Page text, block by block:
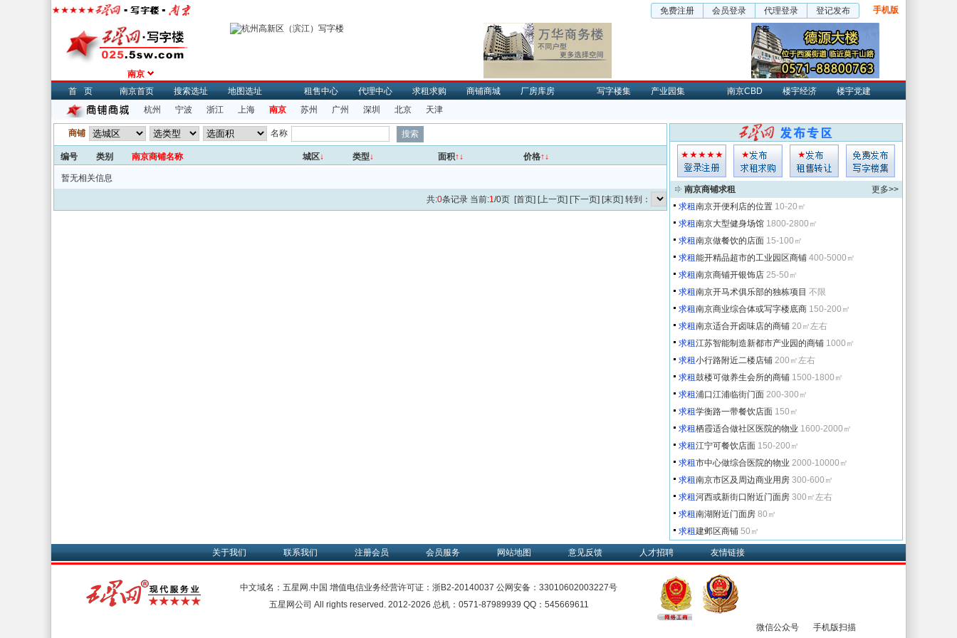
免费注册 会员登录 代理登录 登记发布 手机版
南京
首页
南京首页 搜索选址 地图选址 租售中心 代理中心 求租求购 商铺商城 厂房库房 写字楼集 产业园集 南京CBD 楼宇经济
楼宇党建
杭州
宁波 浙江 上海 南京 苏州 广州 深圳 北京 天津
商铺 名称
编号 类别 南京商铺名称 城区↓ 类型↓ 面积↑↓ 价格↑↓
暂无相关信息
共:0条记录 当前:1/0页 [首页] [上一页] [下一页] [末页] 转到：
南京商铺求租
更多>>
求租南京开便利店的位置 10-20㎡
求租南京大型健身场馆 1800-2800㎡
求租南京做餐饮的店面 15-100㎡
求租能开精品超市的工业园区商铺 400-5000㎡
求租南京商铺开银饰店 25-50㎡
求租南京开马术俱乐部的独栋项目 不限
求租南京商业综合体或写字楼底商 150-200㎡
求租南京适合开卤味店的商铺 20㎡左右
求租江苏智能制造新都市产业园的商铺 1000㎡
求租小行路附近二楼店铺 200㎡左右
求租鼓楼可做养生会所的商铺 1500-1800㎡
求租浦口江浦临街门面 200-300㎡
求租学衡路一带餐饮店面 150㎡
求租栖霞适合做社区医院的物业 1600-2000㎡
求租江宁可餐饮店面 150-200㎡
求租市中心做综合医院的物业 2000-10000㎡
求租南京市区及周边商业用房 300-600㎡
求租河西或新街口附近门面房 300㎡左右
求租南湖附近门面房 80㎡
求租建邺区商铺 50㎡
关于我们 联系我们 注册会员 会员服务 网站地图 意见反馈 人才招聘 友情链接
中文域名：五星网.中国 增值电信业务经营许可证： 浙B2-20140037 公网安备： 33010602003227号
五星网公司 All rights reserved. 2012-2026 总机：0571-87989939 QQ：545669611
微信公众号 手机版扫描